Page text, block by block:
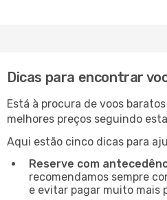
Dicas para encontrar
Está à procura de voos
melhores preços seguindo
Aqui estão cinco dicas para
Reserve com
recomendamos sempre
e evitar pagar muito mais